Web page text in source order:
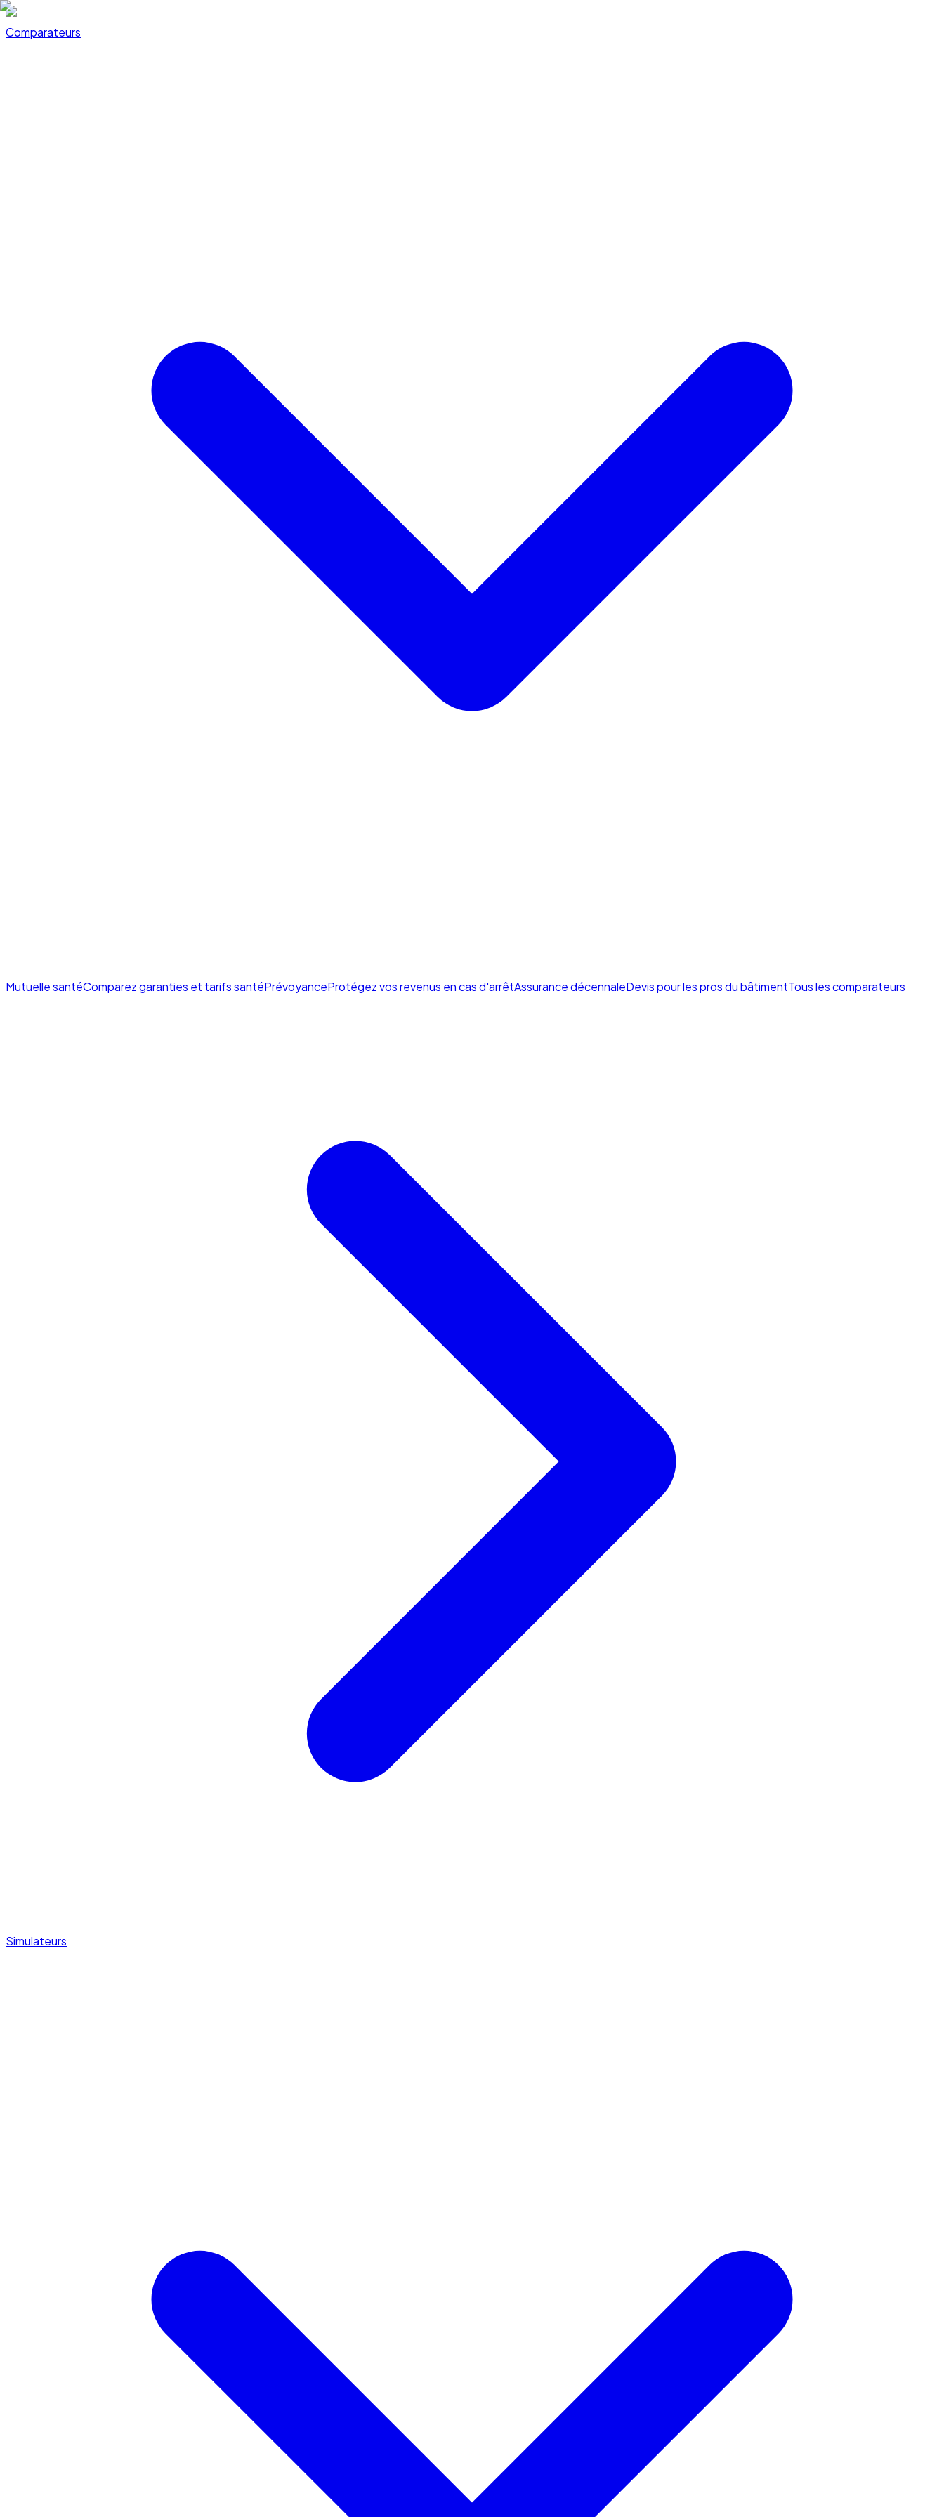
Comparateurs
Mutuelle santéComparez garanties et tarifs santéPrévoyanceProtégez vos revenus en cas d'arrêtAssurance décennaleDevis pour les pros du bâtimentTous les comparateurs
Simulateurs